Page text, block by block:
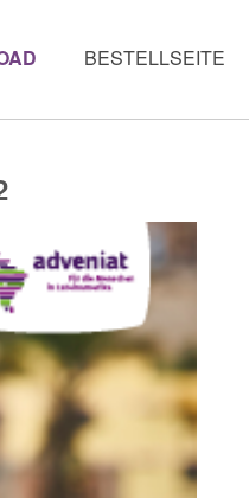
BESTELLSEITE